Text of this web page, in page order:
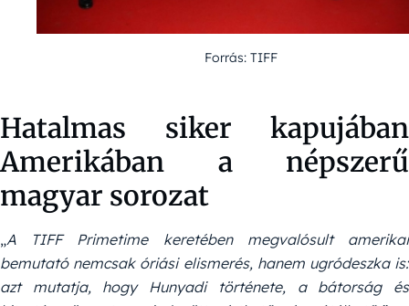
Forrás: TIFF
Hatalmas siker kapujában
Amerikában a népszerű
magyar sorozat
„A TIFF Primetime keretében megvalósult amerikai
bemutató nemcsak óriási elismerés, hanem ugródeszka is:
azt mutatja, hogy Hunyadi története, a bátorság és